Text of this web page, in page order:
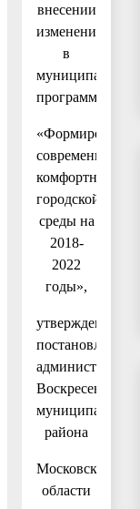
внесении
изменений
в
муниципальную
программу
«Формирование
современной
комфортной
городской
среды на
2018-
2022
годы»,
утвержденную
постановлением
администрации
Воскресенского
муниципального
района
Московской
области